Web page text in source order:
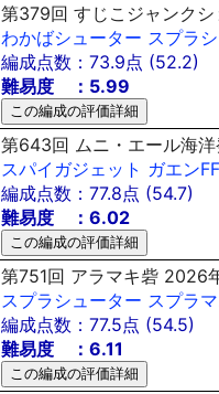
第379回 すじこジャンク
わかばシューター スプラ
編成点数：73.9点 (52.2)
難易度 ：5.99
第643回 ムニ・エール海
スパイガジェット ガエンFF
編成点数：77.8点 (54.7)
難易度 ：6.02
第751回 アラマキ砦 2026
スプラシューター スプラ
編成点数：77.5点 (54.5)
難易度 ：6.11